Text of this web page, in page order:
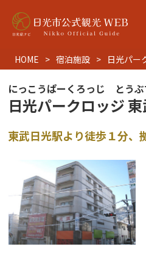
HOME 宿泊施設 日光パー
にっこうぱーくろっじ とう
日光パークロッジ
東武日光駅より徒歩１分、